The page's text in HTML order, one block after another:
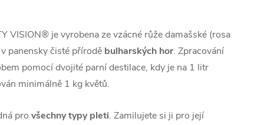
VISION® je vyrobena ze vzácné růže damašské (rosa
panensky čisté přírodě bulharských hor. Zpracování
pomocí dvojité parní destilace, kdy je na 1 litr
minimálně 1 kg květů.
pro všechny typy pleti. Zamilujete si ji pro její